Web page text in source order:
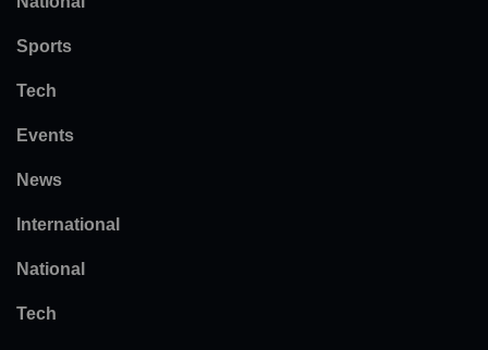
Sports
Tech
Events
News
International
National
Tech